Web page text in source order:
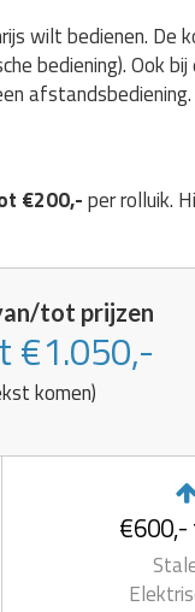
wilt bedienen. De
bediening). Ook
afstandsbediening.
€200,-per rolluik.
tot prijzen
€1.050,-
komen)